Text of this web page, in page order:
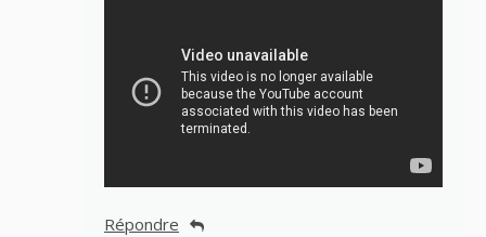
Répondre